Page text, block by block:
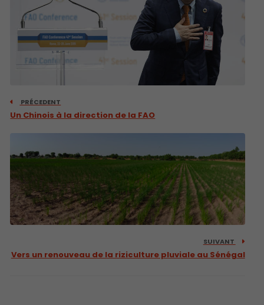
PRÉCEDENT
Un Chinois à la direction de la FAO
SUIVANT
Vers un renouveau de la riziculture pluviale au Sénégal